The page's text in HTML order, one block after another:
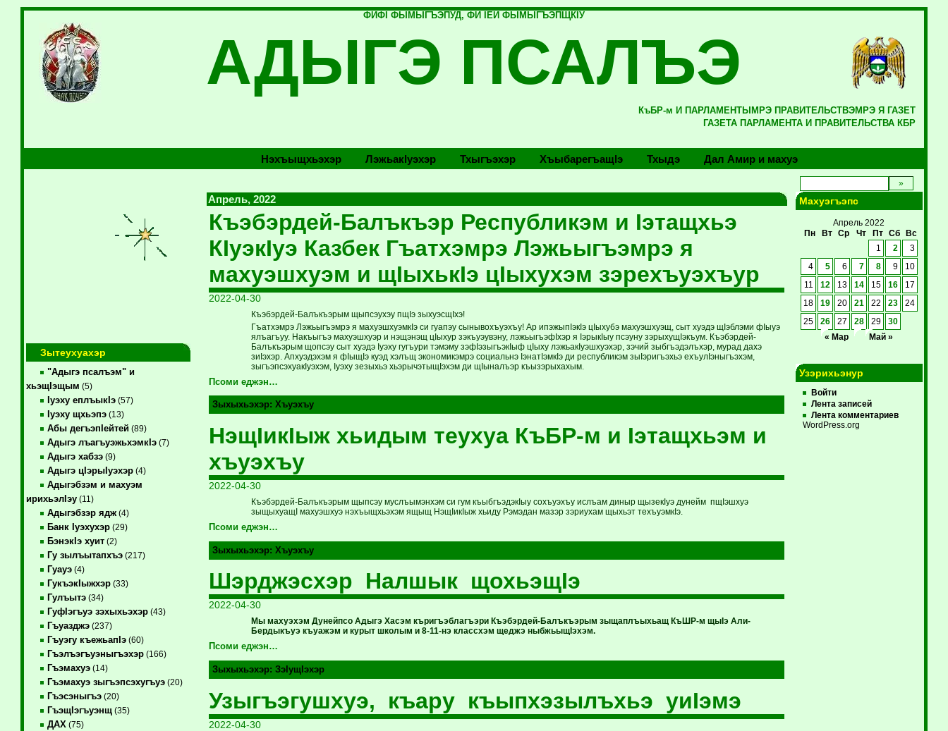
ФИФI ФЫМЫГЪЭПУД, ФИ IЕЙ ФЫМЫГЪЭПЩКIУ
АДЫГЭ ПСАЛЪЭ
КъБР-м И ПАРЛАМЕНТЫМРЭ ПРАВИТЕЛЬСТВЭМРЭ Я ГАЗЕТ
ГАЗЕТА ПАРЛАМЕНТА И ПРАВИТЕЛЬСТВА КБР
Нэхъыщхьэхэр Лэжьакlуэхэр Тхыгъэхэр Хъыбарегъащlэ Тхыдэ Дал Амир и махуэ
Зытеухуахэр
"Адыгэ псалъэм" и
хьэщIэщым (5)
Iуэху еплъыкIэ(57)
Iуэху щхьэпэ(13)
Абы дегъэпIейтей(89)
Адыгэ лъагъуэжьхэмкIэ(7)
Адыгэ хабзэ(9)
Адыгэ цIэрыIуэхэр(4)
Адыгэбзэм и махуэм
ирихьэлIэу(11)
Адыгэбзэр ядж(4)
Банк Iуэхухэр(29)
БэнэкIэ хуит(2)
Гу зылъытапхъэ(217)
Гуауэ(4)
ГукъэкIыжхэр(33)
Гулъытэ(34)
ГуфIэгъуэ зэхыхьэхэр(43)
Гъуазджэ(237)
Гъуэгу къежьапIэ(60)
Гъэлъэгъуэныгъэхэр(166)
Гъэмахуэ(14)
Гъэмахуэ зыгъэпсэхугъуэ(20)
Гъэсэныгъэ(20)
ГъэщIэгъуэнщ(35)
ДАХ (75)
Апрель, 2022
Къэбэрдей-Балъкъэр Республикэм и Iэтащхьэ
КIуэкIуэ Казбек Гъатхэмрэ Лэжьыгъэмрэ я
махуэшхуэм и щIыхькIэ цIыхухэм зэрехъуэхъур
2022-04-30
Къэбэрдей-Балъкъэрым щыпсэухэу пщIэ зыхуэсщIхэ!
Гъатхэмрэ Лэжьыгъэмрэ я махуэшхуэмкIэ си гуапэу сынывохъуэхъу! Ар ипэжыпIэкIэ цIыхубэ махуэшхуэщ, сыт хуэдэ щIэблэми фIыуэ
ялъагъуу. Накъыгъэ махуэшхуэр и нэщэнэщ цIыхур зэкъуэувэну, лэжьыгъэфIхэр я IэрыкIыу псэуну зэрыхущIэкъум. Къэбэрдей-
Балъкъэрым щопсэу сыт хуэдэ Iуэху гугъури тэмэму зэфIэзыгъэкIыф цIыху лэжьакIуэшхуэхэр, зэчий зыбгъэдэлъхэр, мурад дахэ
зиIэхэр. Апхуэдэхэм я фIыщIэ куэд хэлъщ экономикэмрэ социальнэ IэнатIэмкIэ ди республикэм зыIэригъэхьэ ехъулIэныгъэхэм,
зыгъэпсэхуакIуэхэм, Iуэху зезыхьэ хьэрычэтыщIэхэм ди щIыналъэр къызэрыхахым.
Псоми еджэн…
Зыхыхьэхэр: Хъуэхъу
НэщIикIыж хьидым теухуа КъБР-м и Iэтащхьэм и
хъуэхъу
2022-04-30
Къэбэрдей-Балъкъэрым щыпсэу муслъымэнхэм си гум къыбгъэдэкIыу сохъуэхъу ислъам диныр щызекIуэ дунейм пщIэшхуэ
зыщыхуащI махуэшхуэ нэхъыщхьэхэм ящыщ НэщIикIыж хьиду Рэмэдан мазэр зэриухам щыхьэт техъуэмкIэ.
Псоми еджэн…
Зыхыхьэхэр: Хъуэхъу
Шэрджэсхэр Налшык щохьэщIэ
2022-04-30
Мы махуэхэм Дунейпсо Адыгэ Хасэм къригъэблагъэри Къэбэрдей-Балъкъэрым зыщаплъыхьащ КъШР-м щыIэ Али-
Бердыкъуэ къуажэм и курыт школым и 8-11-нэ классхэм щеджэ ныбжьыщIэхэм.
Псоми еджэн…
Зыхыхьэхэр: ЗэIущIэхэр
Узыгъэгушхуэ, къару къыпхэзылъхьэ уиIэмэ
2022-04-30
Махуэгъэпс
Апрель 2022
Пн
Вт Ср Чт Пт Сб
Вс
1
2 3
4 5 6 7 8 9 10
11 12 13 14 15 16 17
18 19 20 21 22 23 24
25 26 27 28 29
30
« Мар
Май »
Узэрихьэнур
Войти
Лента записей
Лента комментариев
WordPress.org